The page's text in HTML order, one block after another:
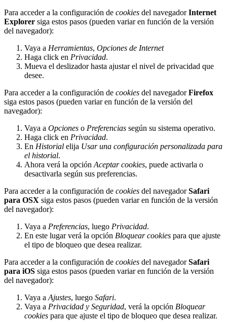
Para acceder a la configuración de cookies del navegadorInternet
Explorer siga estos pasos (pueden variar en función de la versión
del navegador):
Vaya a Herramientas, Opciones de Internet
Haga click en Privacidad.
Mueva el deslizador hasta ajustar el nivel de privacidad que
desee.
Para acceder a la configuración de cookies del navegadorFirefox
siga estos pasos (pueden variar en función de la versión del
navegador):
Vaya a Opciones o Preferencias según su sistema operativo.
Haga click en Privacidad.
En Historial elija Usar una configuración personalizada para
el historial.
Ahora verá la opción Aceptar cookies, puede activarla o
desactivarla según sus preferencias.
Para acceder a la configuración de cookies del navegadorSafari
para OSX siga estos pasos (pueden variar en función de la versión
del navegador):
Vaya a Preferencias, luego Privacidad.
En este lugar verá la opción Bloquear cookies para que ajuste
el tipo de bloqueo que desea realizar.
Para acceder a la configuración de cookies del navegadorSafari
para iOS siga estos pasos (pueden variar en función de la versión
del navegador):
Vaya a Ajustes, luego Safari.
Vaya a Privacidad y Seguridad, verá la opción Bloquear
cookies para que ajuste el tipo de bloqueo que desea realizar.